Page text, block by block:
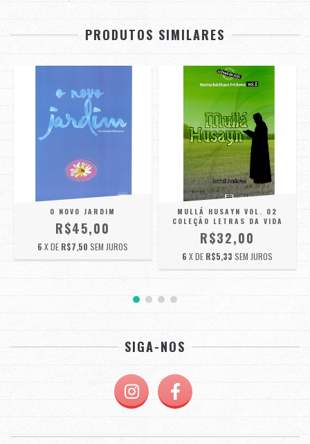
PRODUTOS SIMILARES
O NOVO JARDIM
R$45,00
6 X DE R$7,50 SEM JUROS
MULLÁ HUSAYN VOL. 02
COLEÇÃO LETRAS DA VIDA
R$32,00
6 X DE R$5,33 SEM JUROS
SIGA-NOS